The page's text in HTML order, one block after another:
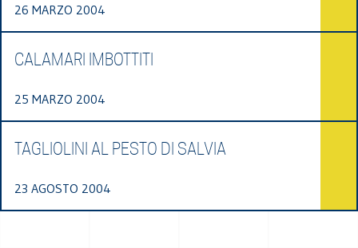
26 MARZO 2004
CALAMARI IMBOTTITI
25 MARZO 2004
TAGLIOLINI AL PESTO DI SALVIA
23 AGOSTO 2004